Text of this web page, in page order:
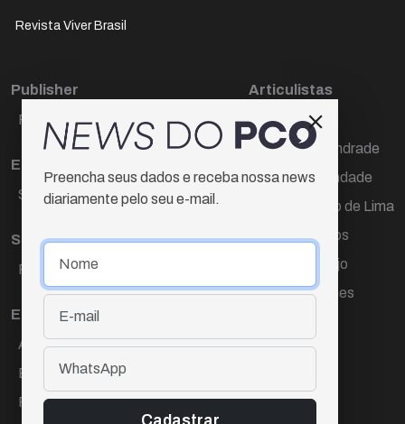
Revista Viver Brasil
Publisher
Paulo Cesar de Oliveira
Editora Chefe
Sueli Cotta
Sub-editora
Raquel Ayres
Equipe
Ana Lúcia Cortez
Eliane Hardy
Fernando Torres
Articulistas
Décio Freire
Dr Marcos Andrade
Hamilton Trindade
Igor Carvalho de Lima
Mario Campos
Renata Araújo
Wagner Gomes
Preencha seus dados e receba nossa news
diariamente pelo seu e-mail.